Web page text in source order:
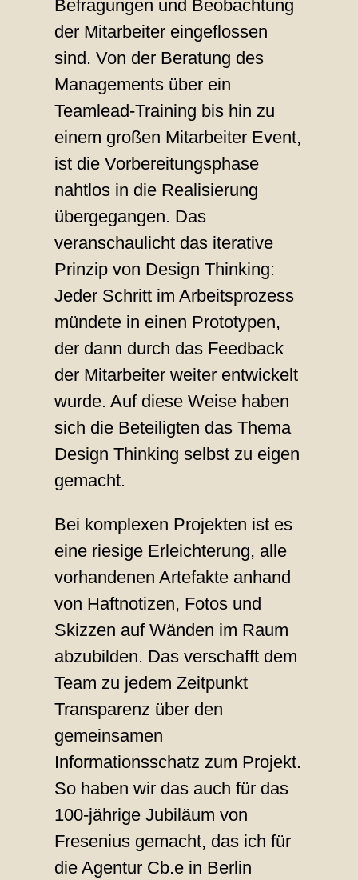
Befragungen und Beobachtung
der Mitarbeiter eingeflossen
sind. Von der Beratung des
Managements über ein
Teamlead-Training bis hin zu
einem großen Mitarbeiter Event,
ist die Vorbereitungsphase
nahtlos in die Realisierung
übergegangen. Das
veranschaulicht das iterative
Prinzip von Design Thinking:
Jeder Schritt im Arbeitsprozess
mündete in einen Prototypen,
der dann durch das Feedback
der Mitarbeiter weiter entwickelt
wurde. Auf diese Weise haben
sich die Beteiligten das Thema
Design Thinking selbst zu eigen
gemacht.
Bei komplexen Projekten ist es
eine riesige Erleichterung, alle
vorhandenen Artefakte anhand
von Haftnotizen, Fotos und
Skizzen auf Wänden im Raum
abzubilden. Das verschafft dem
Team zu jedem Zeitpunkt
Transparenz über den
gemeinsamen
Informationsschatz zum Projekt.
So haben wir das auch für das
100-jährige Jubiläum von
Fresenius gemacht, das ich für
die Agentur Cb.e in Berlin